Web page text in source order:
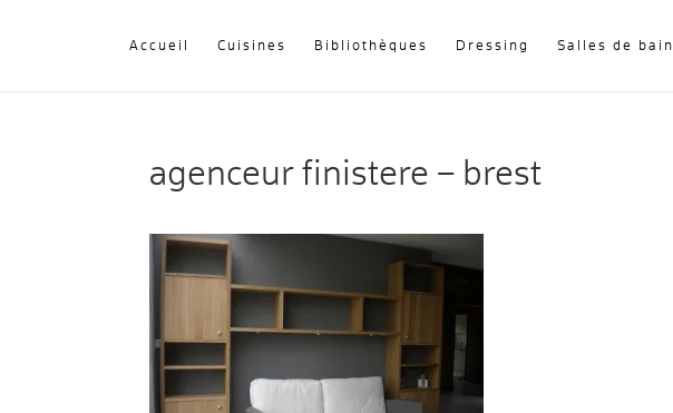
Accueil Cuisines Bibliothèques Dressing Salles de bain
agenceur finistere – brest